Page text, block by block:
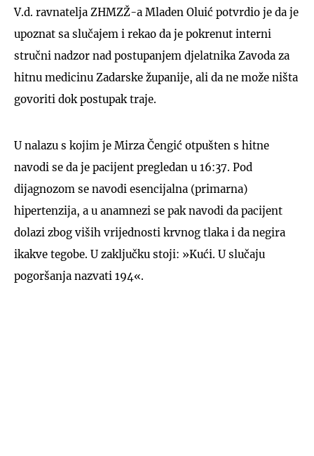
V.d. ravnatelja ZHMZŽ-a Mladen Oluić potvrdio je da je
upoznat sa slučajem i rekao da je pokrenut interni
stručni nadzor nad postupanjem djelatnika Zavoda za
hitnu medicinu Zadarske županije, ali da ne može ništa
govoriti dok postupak traje.
U nalazu s kojim je Mirza Čengić otpušten s hitne
navodi se da je pacijent pregledan u 16:37. Pod
dijagnozom se navodi esencijalna (primarna)
hipertenzija, a u anamnezi se pak navodi da pacijent
dolazi zbog viših vrijednosti krvnog tlaka i da negira
ikakve tegobe. U zaključku stoji: »Kući. U slučaju
pogoršanja nazvati 194«.